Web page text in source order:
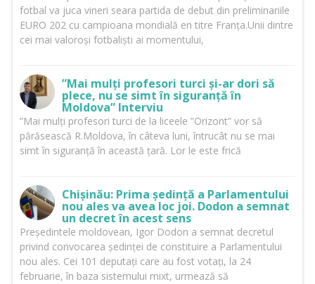
fotbal va juca vineri seara partida de debut din preliminariile
EURO 202 cu campioana mondială en titre Franța.Unii dintre
cei mai valoroși fotbaliști ai momentului,
”Mai mulți profesori turci și-ar dori să
plece, nu se simt în siguranță în
Moldova” Interviu
”Mai mulți profesori turci de la liceele ”Orizont” vor să
părăsească R.Moldova, în câteva luni, întrucât nu se mai
simt în siguranță în această țară. Lor le este frică
Chișinău: Prima ședință a Parlamentului
nou ales va avea loc joi. Dodon a semnat
un decret în acest sens
Președintele moldovean, Igor Dodon a semnat decretul
privind convocarea ședinței de constituire a Parlamentului
nou ales. Cei 101 deputați care au fost votați, la 24
februarie, în baza sistemului mixt, urmează să